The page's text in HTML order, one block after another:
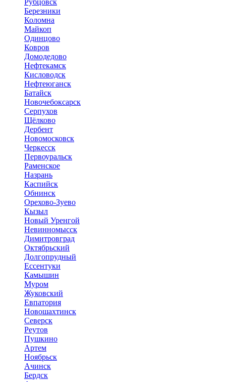
Березники
Коломна
Майкоп
Одинцово
Ковров
Домодедово
Нефтекамск
Кисловодск
Нефтеюганск
Батайск
Новочебоксарск
Серпухов
Щёлково
Дербент
Новомосковск
Черкесск
Первоуральск
Раменское
Назрань
Каспийск
Обнинск
Орехово-Зуево
Кызыл
Новый Уренгой
Невинномысск
Димитровград
Октябрьский
Долгопрудный
Ессентуки
Камышин
Муром
Жуковский
Евпатория
Новошахтинск
Северск
Реутов
Пушкино
Артем
Ноябрьск
Ачинск
Бердск